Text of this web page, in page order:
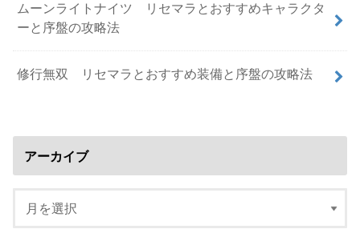
ムーンライトナイツ リセマラとおすすめキャラクタ
ーと序盤の攻略法
修行無双 リセマラとおすすめ装備と序盤の攻略法
アーカイブ